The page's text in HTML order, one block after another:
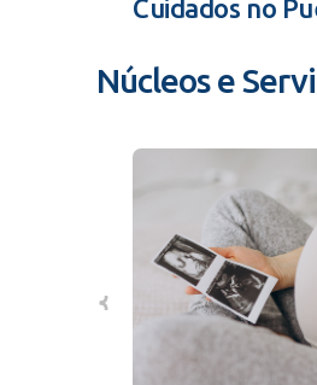
Cuidados no
Núcleos e